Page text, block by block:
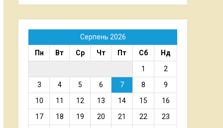
Серпень 2026
Пн
Вт Ср Чт Пт Сб
Нд
1
2
3
4 5 6 7 8
9
10
11 12 13 14 15
16
17
18 19 20 21 22
23